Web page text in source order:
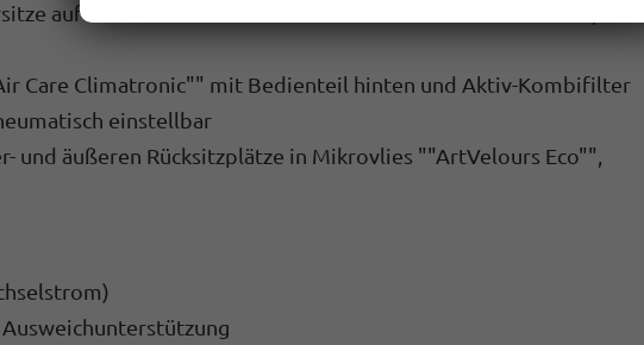
auf den äußeren Rücksitzen sowie auf dem Beifahrersitz, i-
Care Climatronic"" mit Bedienteil hinten und Aktiv-Kombifilter
einstellbar
und äußeren Rücksitzplätze in Mikrovlies ""ArtVelours Eco"",